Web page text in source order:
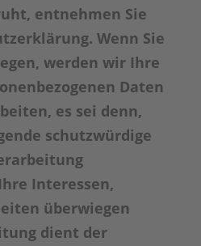
entnehmen Sie
Wenn Sie
werden wir Ihre
Daten
es sei denn,
schutzwürdige
Interessen,
überwiegen
dient der